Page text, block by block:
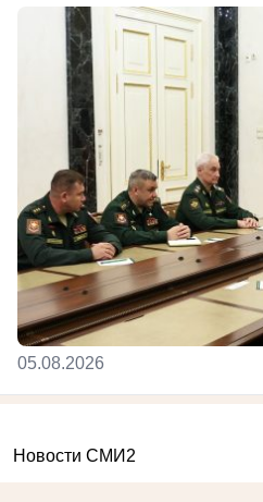
05.08.2026
Новости СМИ2